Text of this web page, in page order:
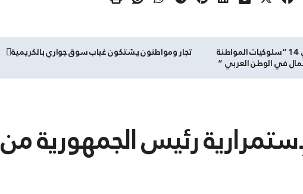
جامعة الشلف تحتضن المؤتمر الدولي 14 “سلوكيات المواطنة
في الوطن العربي “
تجار ومواطنون يشتكون غياب سوق جواري بالكريمية
رئيس الجمهورية من